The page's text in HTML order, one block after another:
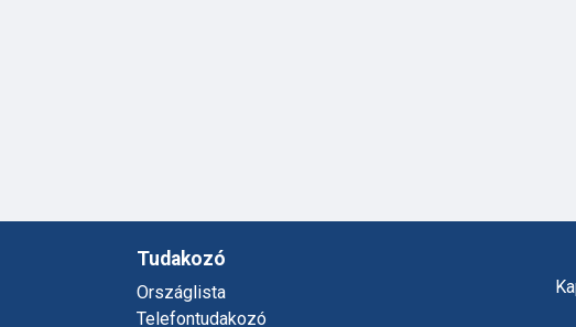
Tudakozó
Országlista
Telefontudakozó